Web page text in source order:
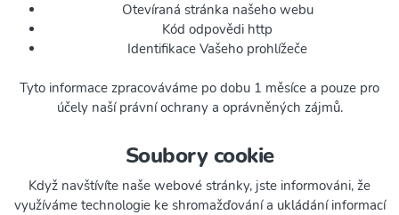
Otevíraná stránka našeho webu
Kód odpovědi http
Identifikace Vašeho prohlížeče
Tyto informace zpracováváme po dobu 1 měsíce a pouze pro
účely naší právní ochrany a oprávněných zájmů.
Soubory cookie
Když navštívíte naše webové stránky, jste informováni, že
využíváme technologie ke shromažďování a ukládání informací